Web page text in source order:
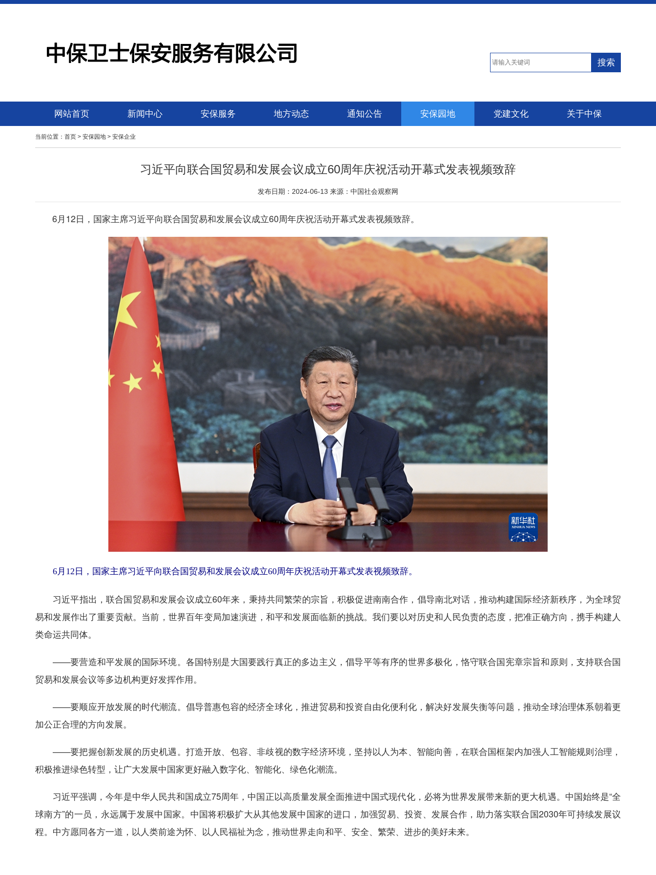
搜索
网站首页 新闻中心 安保服务 地方动态 通知公告 安保园地 党建文化 关于中保
当前位置： 首页 > 安保园地 > 安保企业
习近平向联合国贸易和发展会议成立60周年庆祝活动开幕式发表视频致辞
发布日期：2024-06-13 来源：中国社会观察网
6月12日，国家主席习近平向联合国贸易和发展会议成立60周年庆祝活动开幕式发表视频致辞。
6月12日，国家主席习近平向联合国贸易和发展会议成立60周年庆祝活动开幕式发表视频致辞。
习近平指出，联合国贸易和发展会议成立60年来，秉持共同繁荣的宗旨，积极促进南南合作，倡导南北对话，推动构建国际经济新秩序，为全球贸
易和发展作出了重要贡献。当前，世界百年变局加速演进，和平和发展面临新的挑战。我们要以对历史和人民负责的态度，把准正确方向，携手构建人
类命运共同体。
——要营造和平发展的国际环境。各国特别是大国要践行真正的多边主义，倡导平等有序的世界多极化，恪守联合国宪章宗旨和原则，支持联合国
贸易和发展会议等多边机构更好发挥作用。
——要顺应开放发展的时代潮流。倡导普惠包容的经济全球化，推进贸易和投资自由化便利化，解决好发展失衡等问题，推动全球治理体系朝着更
加公正合理的方向发展。
——要把握创新发展的历史机遇。打造开放、包容、非歧视的数字经济环境，坚持以人为本、智能向善，在联合国框架内加强人工智能规则治理，
积极推进绿色转型，让广大发展中国家更好融入数字化、智能化、绿色化潮流。
习近平强调，今年是中华人民共和国成立75周年，中国正以高质量发展全面推进中国式现代化，必将为世界发展带来新的更大机遇。中国始终是“全
球南方”的一员，永远属于发展中国家。中国将积极扩大从其他发展中国家的进口，加强贸易、投资、发展合作，助力落实联合国2030年可持续发展议
程。中方愿同各方一道，以人类前途为怀、以人民福祉为念，推动世界走向和平、安全、繁荣、进步的美好未来。